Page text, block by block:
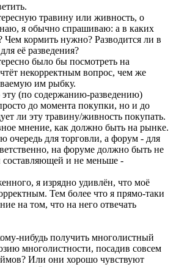
травину или живность, о
я обычно спрашиваю: а в каких
Чем кормить нужно? Разводится ли в
её разведения?
было бы посмотреть на
некорректным вопрос, чем же
им рыбку.
(по содержанию-разведению)
до момента покупки, но и до
ли эту травину/живность покупать.
мнение, как должно быть на рынке.
очередь для торговли, а форум - для
на форуме должно быть не
составляющей и не меньше -
я изрядно удивлён, что моё
Тем более что я прямо-таки
на том, что на него отвечать
нибудь получить многолистный
многолистности, посадив совсем
Или они хорошо чувствуют